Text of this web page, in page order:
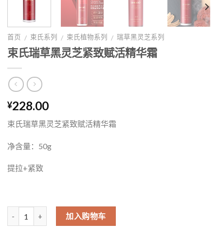
首页 / 束氏系列 / 束氏植物系列 / 瑞草黑灵芝系列
束氏瑞草黑灵芝紧致赋活精华霜
¥228.00
束氏瑞草黑灵芝紧致赋活精华霜
净含量：50g
提拉+紧致
加入购物车